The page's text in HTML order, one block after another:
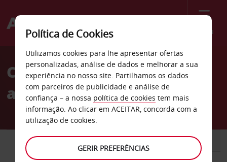
Menu
Welcome
AvisConheça França e poupe
até 20% ao pagar onlilne
CARRO COMERCIAIS
Política de Cookies
Utilizamos cookies para lhe apresentar ofertas
personalizadas, análise de dados e melhorar a sua
experiência no nosso site. Partilhamos os dados
com parceiros de publicidade e análise de
confiança – a nossa política de cookies tem mais
informação. Ao clicar em ACEITAR, concorda com a
utilização de cookies.
GERIR PREFERÊNCIAS